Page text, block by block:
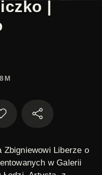
|
8M
Liberze o
w Galerii